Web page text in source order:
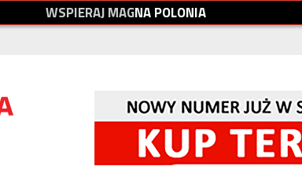
WSPIERAJMAGNAPOLONIA